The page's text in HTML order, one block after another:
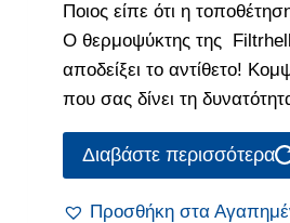
Ποιος είπε ότι η
Ο θερμοψύκτης της
αποδείξει το αντίθετο!
που σας δίνει τη
Διαβάστε περισσότερα
Προσθήκη στα